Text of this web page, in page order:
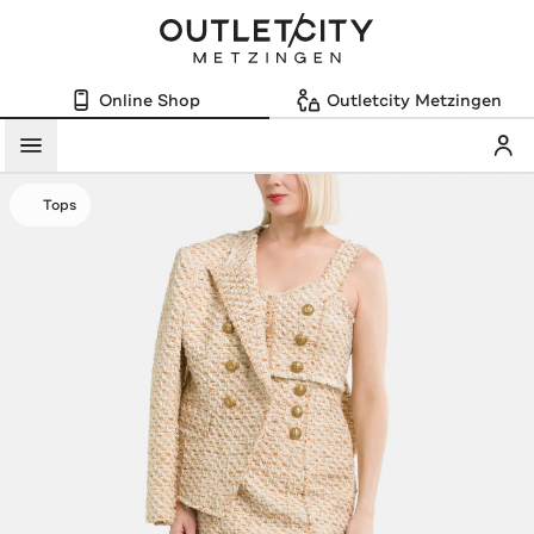
Online Shop Outletcity Metzingen
Menü
Tops